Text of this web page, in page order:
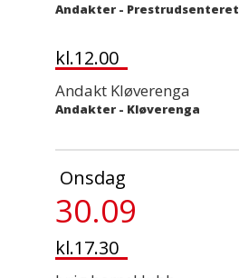
Andakter - Prestrudsenteret
kl.12.00
Andakt Kløverenga
Andakter - Kløverenga
Onsdag
30.09
kl.17.30